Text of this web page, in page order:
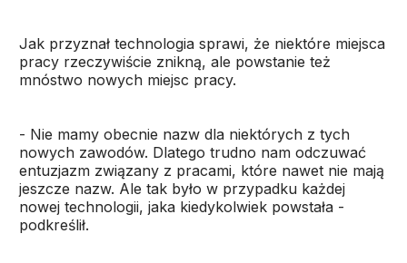
Jak przyznał technologia sprawi, że niektóre miejsca
pracy rzeczywiście znikną, ale powstanie też
mnóstwo nowych miejsc pracy.
- Nie mamy obecnie nazw dla niektórych z tych
nowych zawodów. Dlatego trudno nam odczuwać
entuzjazm związany z pracami, które nawet nie mają
jeszcze nazw. Ale tak było w przypadku każdej
nowej technologii, jaka kiedykolwiek powstała -
podkreślił.